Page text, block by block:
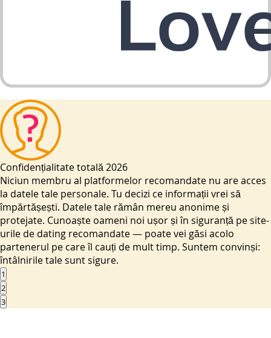
Confidențialitate totală 2026
Niciun membru al platformelor recomandate nu are acces
la datele tale personale. Tu decizi ce informații vrei să
împărtășești. Datele tale rămân mereu anonime și
protejate. Cunoaște oameni noi ușor și în siguranță pe site-
urile de dating recomandate — poate vei găsi acolo
partenerul pe care îl cauți de mult timp. Suntem convinși:
întâlnirile tale sunt sigure.
1
2
3